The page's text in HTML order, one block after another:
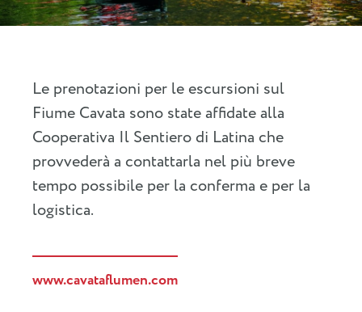
Le prenotazioni per le escursioni sul
Fiume Cavata sono state affidate alla
Cooperativa Il Sentiero di Latina che
provvederà a contattarla nel più breve
tempo possibile per la conferma e per la
logistica.
www.cavataflumen.com